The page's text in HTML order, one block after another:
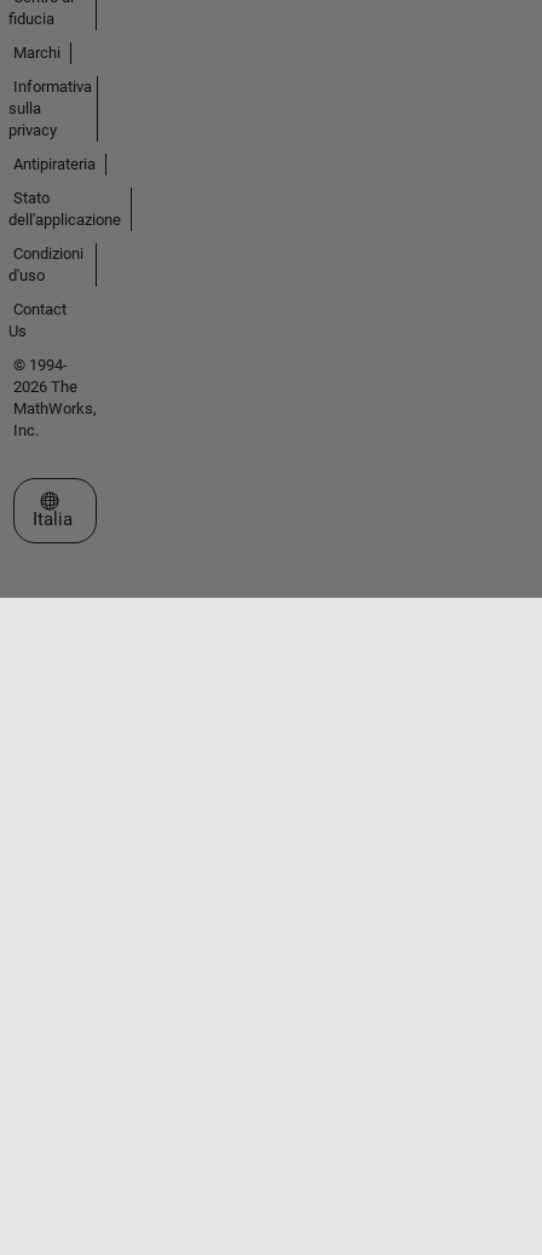
fiducia
Marchi
Informativa
sulla
privacy
Antipirateria
Stato
dell'applicazione
Condizioni
d'uso
Contact
Us
© 1994-
2026 The
MathWorks,
Inc.
Seleziona un sito web
Italia